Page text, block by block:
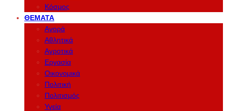
Κόσμος
ΘΈΜΑΤΑ
Αγορά
Αθλητικά
Αγροτικά
Εργασία
Οικονομικά
Πολιτική
Πολιτισμός
Υγεία